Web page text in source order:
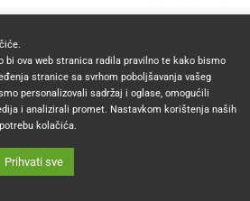
Sva prava zadržana.
bi ova web stranica radila pravilno te kako bismo
stranice sa svrhom poboljšavanja vašeg
personalizovali sadržaj i oglase, omogućili
i analizirali promet. Nastavkom korištenja naših
kolačića.
Prihvati sve